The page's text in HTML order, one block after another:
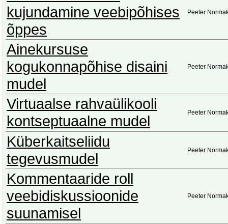
kujundamine veebipõhises
õppes
Peeter
Ainekursuse
kogukonnapõhise disaini
mudel
Peeter
Virtuaalse rahvaülikooli
kontseptuaalne mudel
Peeter
Küberkaitseliidu
tegevusmudel
Peeter
Kommentaaride roll
veebidiskussioonide
suunamisel
Peeter